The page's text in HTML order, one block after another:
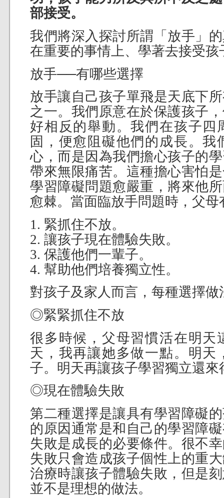
部接受。
我們將深入探討所謂「放手」
在重要的事情上、學著去接受孩
放手──有哪些選擇
放手讓自己孩子單飛是天底下
之一。我們原意在於保護孩子
好相反的舉動。我們在孩子四
固，便愈阻礙他們的成長。我
心，而是因為我們擔心孩子的
帶來無限痛苦。這種擔心害怕
學習障礙問題愈嚴重，將來他
愈棘。當面臨放手問題時，父
1. 緊抓住不放。
2. 讓孩子現在體驗失敗。
3. 保護他們一輩子。
4. 幫助他們培養獨立性。
對孩子及家人而言，每種選擇
◎緊緊抓住不放
很多時候，父母習慣活在明天
天，我再讓她多做一點。明天
子。明天再讓孩子學習獨立還來
◎現在體驗失敗
第二種選擇是讓具有學習障礙
的原因通常是和自己的學習障
失敗是成長的必要條件。很不
失敗只會造成孩子個性上的重
治療時讓孩子體驗失敗，但是
並不是理想的做法。